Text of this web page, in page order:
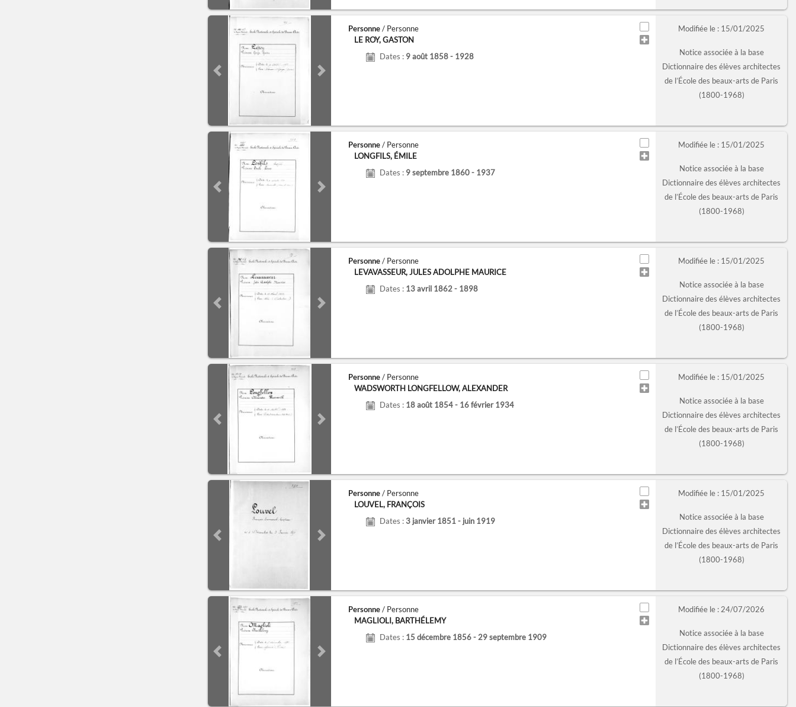
Previous slide Next slide
Personne/ Personne
LE ROY, GASTON
Dates : 9 août 1858 - 1928
Modifiée le : 15/01/2025
Notice associée à la base
Dictionnaire des élèves architectes
de l’École des beaux-arts de Paris
(1800-1968)
Previous slide Next slide
Personne/ Personne
LONGFILS, ÉMILE
Dates : 9 septembre 1860 - 1937
Modifiée le : 15/01/2025
Notice associée à la base
Dictionnaire des élèves architectes
de l’École des beaux-arts de Paris
(1800-1968)
Previous slide Next slide
Personne/ Personne
LEVAVASSEUR, JULES ADOLPHE MAURICE
Dates : 13 avril 1862 - 1898
Modifiée le : 15/01/2025
Notice associée à la base
Dictionnaire des élèves architectes
de l’École des beaux-arts de Paris
(1800-1968)
Previous slide Next slide
Personne/ Personne
WADSWORTH LONGFELLOW, ALEXANDER
Dates : 18 août 1854 - 16 février 1934
Modifiée le : 15/01/2025
Notice associée à la base
Dictionnaire des élèves architectes
de l’École des beaux-arts de Paris
(1800-1968)
Previous slide Next slide
Personne/ Personne
LOUVEL, FRANÇOIS
Dates :3 janvier 1851 - juin 1919
Modifiée le : 15/01/2025
Notice associée à la base
Dictionnaire des élèves architectes
de l’École des beaux-arts de Paris
(1800-1968)
Previous slide Next slide
Personne/ Personne
MAGLIOLI, BARTHÉLEMY
Dates : 15 décembre 1856 - 29 septembre 1909
Modifiée le : 24/07/2026
Notice associée à la base
Dictionnaire des élèves architectes
de l’École des beaux-arts de Paris
(1800-1968)